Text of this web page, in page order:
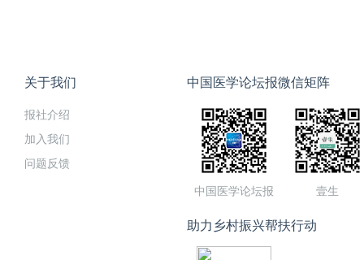
关于我们
报社介绍
加入我们
问题反馈
中国医学论坛报微信矩阵
中国医学论坛报 壹生
助力乡村振兴帮扶行动